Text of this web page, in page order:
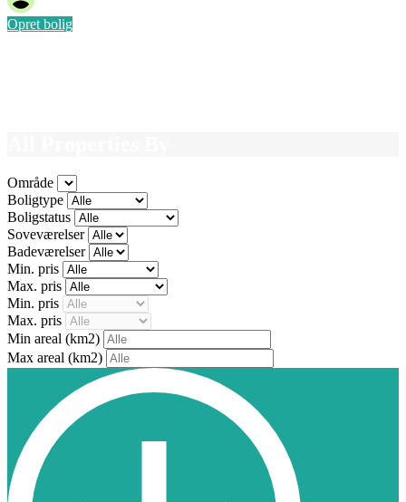
Opret bolig
Område
Boligtype
Boligstatus
Soveværelser
Badeværelser
Min. pris
Max. pris
Min. pris
Max. pris
Min areal (km2)
Max areal (km2)